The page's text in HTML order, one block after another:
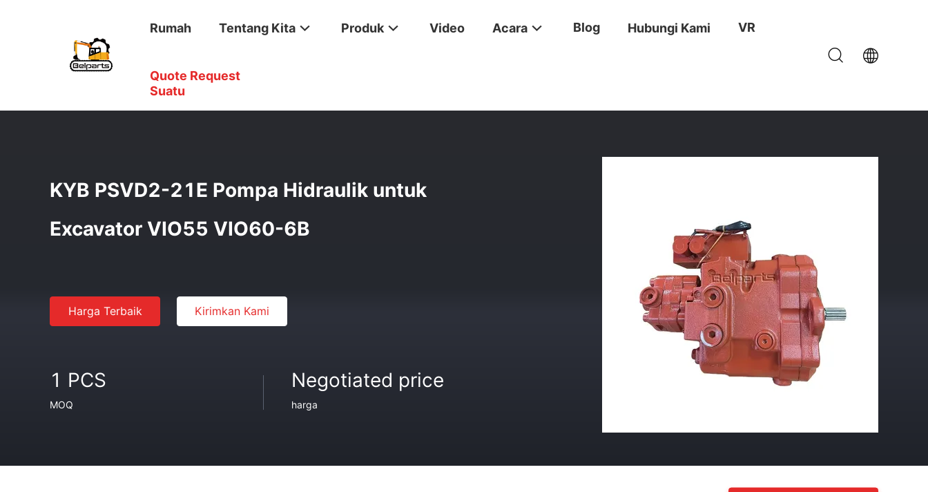
Rumah Tentang Kita Produk Video Acara Blog Hubungi Kami VR
Quote Request
Suatu
Rumah / Produk Pompa Hidrolik Excavator
KYB PSVD2-21E Pompa Hidraulik untuk
Excavator VIO55 VIO60-6B
Harga Terbaik Kirimkan Kami
1 PCS
MOQ
Negotiated price
harga